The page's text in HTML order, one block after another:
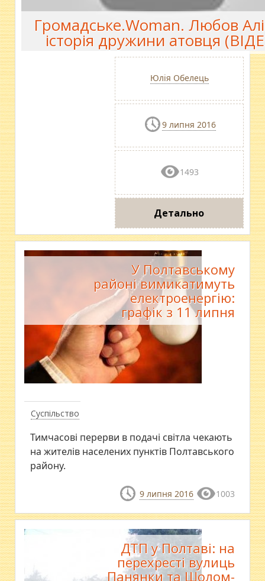
Громадське.Woman. Любов
історія дружини атовця
Юлія Обелець
9 липня 2016
1493
Детально
Суспільство
У Полтавcькому
районі вимикатимуть
електроенергію:
графік з 11 липня
Тимчасові перерви в подачі світла чекають
на жителів населених пунктів Полтавського
району.
9 липня 2016 1003
ДТП у Полтаві: на
перехресті вулиць
Панянки та Шолом-